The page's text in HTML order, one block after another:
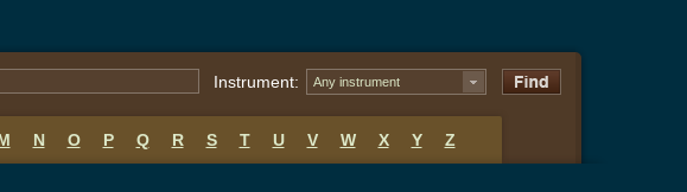
Instrument: Any instrument
N O P Q R S T U V W X Y Z